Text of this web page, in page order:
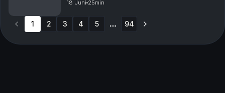
forsvant. Politiet jakter svar: Hva gjorde den der?
18 Juni 25min
1 2 3 4 5 94